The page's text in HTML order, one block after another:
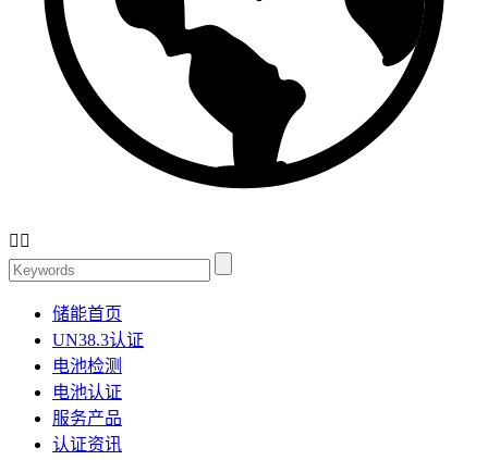
 
储能首页
UN38.3认证
电池检测
电池认证
服务产品
认证资讯